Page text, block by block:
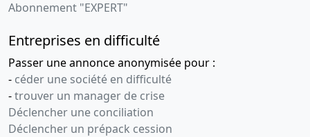
Abonnement "EXPERT"
Entreprises en difficulté
Passer une annonce anonymisée pour :
- céder une société en difficulté
-trouver un manager de crise
Déclencher une conciliation
Déclencher un prépack cession